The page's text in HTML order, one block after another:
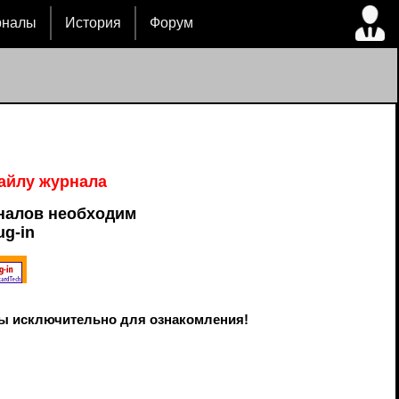
История Форум
журнала
необходим
in
исключительно для ознакомления!